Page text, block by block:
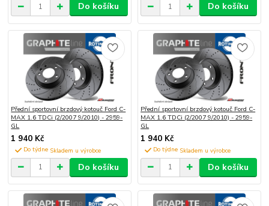
Do košíku Do košíku
Přední sportovní brzdový kotouč Ford C-
MAX 1.6 TDCi (2/2007 9/2010) - 2959-
GL
1 940 Kč
Do týdne
Do košíku
Přední sportovní brzdový kotouč Ford C-
MAX 1.6 TDCi (2/2007 9/2010) - 2959-
GL
1 940 Kč
Do týdne
Do košíku